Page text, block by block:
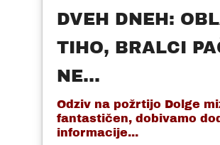
DVEH DNEH:
TIHO, BRALCI
NE...
Odziv na požrtijo Dolge
fantastičen, dobivamo
informacije...